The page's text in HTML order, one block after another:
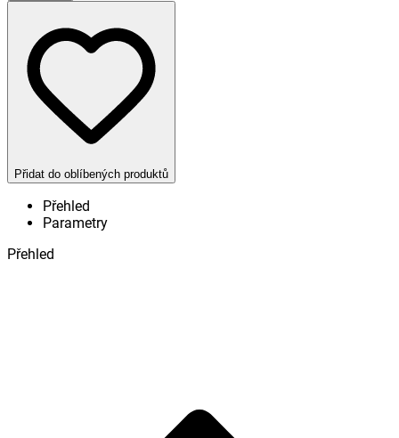
Přidat do oblíbených produktů
Přehled
Parametry
Přehled